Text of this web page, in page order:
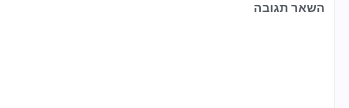
השאר תגובה